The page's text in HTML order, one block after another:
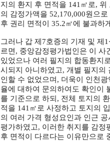
지의 환지 후 면적을 141㎡로,
의 감정가액을 52,170,000원으
후 권리 면적이 35.2㎡에 불과
그러나 갑 제7호증의 기재 및 제
르면, 중앙감정평가법인은 이
있었으나 여러 필지의 합동환지
시되지 아니하였고, 개별 필지의
인할 수 없었으며, 더욱이 인천
율에 대하여 문의하여도 확인이
를 기준으로 하되, 전체 토지의
적을 141㎡로 사정하고 토지의
의 여러 가격 형성요인과 인근
평가하였고, 이러한 취지를 감정
후 면적이 다르다는 이유만으로